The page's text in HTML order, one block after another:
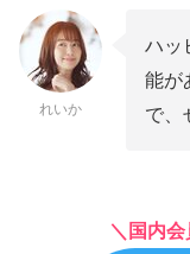
れいか
ハッ
能が
で、
＼国内